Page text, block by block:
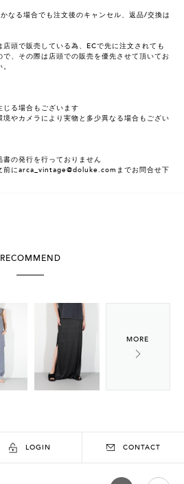
なる場合でも注文後のキャンセル、返品/交換は
頭で販売している為、ECで先に注文されても
、その際は店頭での販売を優先させて頂いてお
じる場合もございます
やカメラにより実物と多少異なる場合もござい
の発行を行っておりません
前にarca_vintage@doluke.comまでお問合せ下
RECOMMEND
LOGIN CONTACT